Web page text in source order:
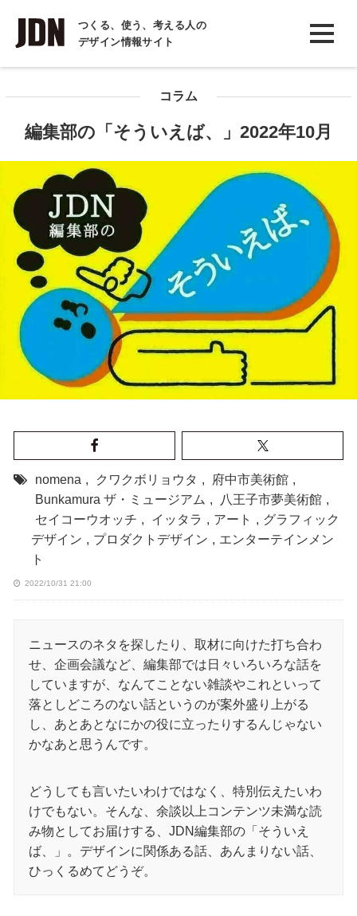
つくる、使う、考える人の
デザイン情報サイト
INTERVIEW
インタビュー
コラム
コラム
編集部の「そういえば、」2022年10月
nomena , クワクボリョウタ , 府中市美術館 ,
Bunkamura ザ・ミュージアム , 八王子市夢美術館 ,
セイコーウオッチ , イッタラ , アート , グラフィック
デザイン , プロダクトデザイン , エンターテインメン
ト
2022/10/31 21:00
ニュースのネタを探したり、取材に向けた打ち合わ
せ、企画会議など、編集部では日々いろいろな話を
していますが、なんてことない雑談やこれといって
落としどころのない話というのが案外盛り上がる
し、あとあとなにかの役に立ったりするんじゃない
かなあと思うんです。
どうしても言いたいわけではなく、特別伝えたいわ
けでもない。そんな、余談以上コンテンツ未満な読
み物としてお届けする、JDN編集部の「そういえ
ば、」。デザインに関係ある話、あんまりない話、
ひっくるめてどうぞ。